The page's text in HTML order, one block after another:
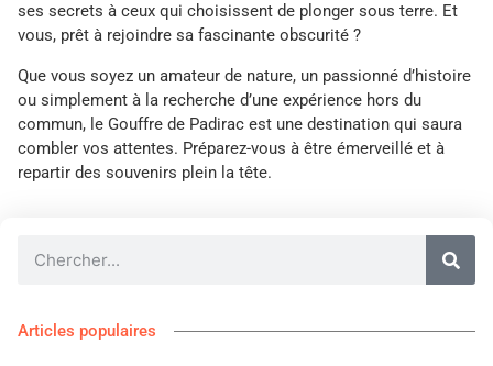
ses secrets à ceux qui choisissent de plonger sous terre. Et
vous, prêt à rejoindre sa fascinante obscurité ?
Que vous soyez un amateur de nature, un passionné d’histoire
ou simplement à la recherche d’une expérience hors du
commun, le Gouffre de Padirac est une destination qui saura
combler vos attentes. Préparez-vous à être émerveillé et à
repartir des souvenirs plein la tête.
Articles populaires